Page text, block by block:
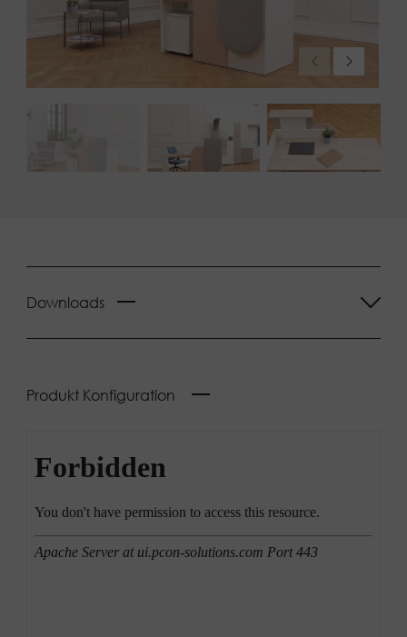
Downloads
Produkt Konfiguration